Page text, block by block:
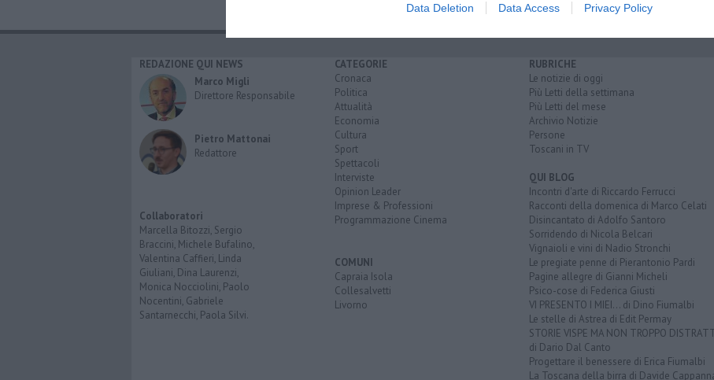
Data Deletion Data Access Privacy Policy
REDAZIONE QUI NEWS
Marco Migli
Direttore Responsabile
Pietro Mattonai
Redattore
Collaboratori
Marcella Bitozzi, Sergio
Braccini, Michele Bufalino,
Valentina Caffieri, Linda
Giuliani, Dina Laurenzi,
Monica Nocciolini, Paolo
Nocentini, Gabriele
Santarnecchi, Paola Silvi.
CATEGORIE
Cronaca
Politica
Attualità
Economia
Cultura
Sport
Spettacoli
Interviste
Opinion Leader
Imprese & Professioni
Programmazione Cinema
COMUNI
Capraia Isola
Collesalvetti
Livorno
RUBRICHE
Le notizie di oggi
Più Letti della settimana
Più Letti del mese
Archivio Notizie
Persone
Toscani in TV
QUI BLOG
Incontri d'arte di Riccardo Ferrucci
Racconti della domenica di Marco Celati
Disincantato di Adolfo Santoro
Sorridendo di Nicola Belcari
Vignaioli e vini di Nadio Stronchi
Le pregiate penne di Pierantonio Pardi
Pagine allegre di Gianni Micheli
Psico-cose di Federica Giusti
VI PRESENTO I MIEI... di Dino Fiumalbi
Le stelle di Astrea di Edit Permay
STORIE VISPE MA NON TROPPO
di Dario Dal Canto
Progettare il benessere di Erica Fiumalbi
La Toscana della birra di Davide